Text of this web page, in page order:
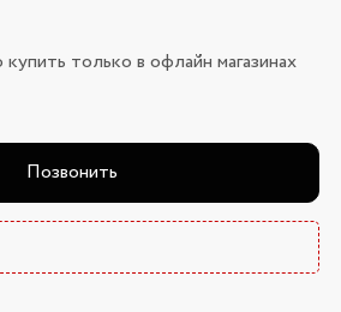
только в офлайн магазинах
Позвонить